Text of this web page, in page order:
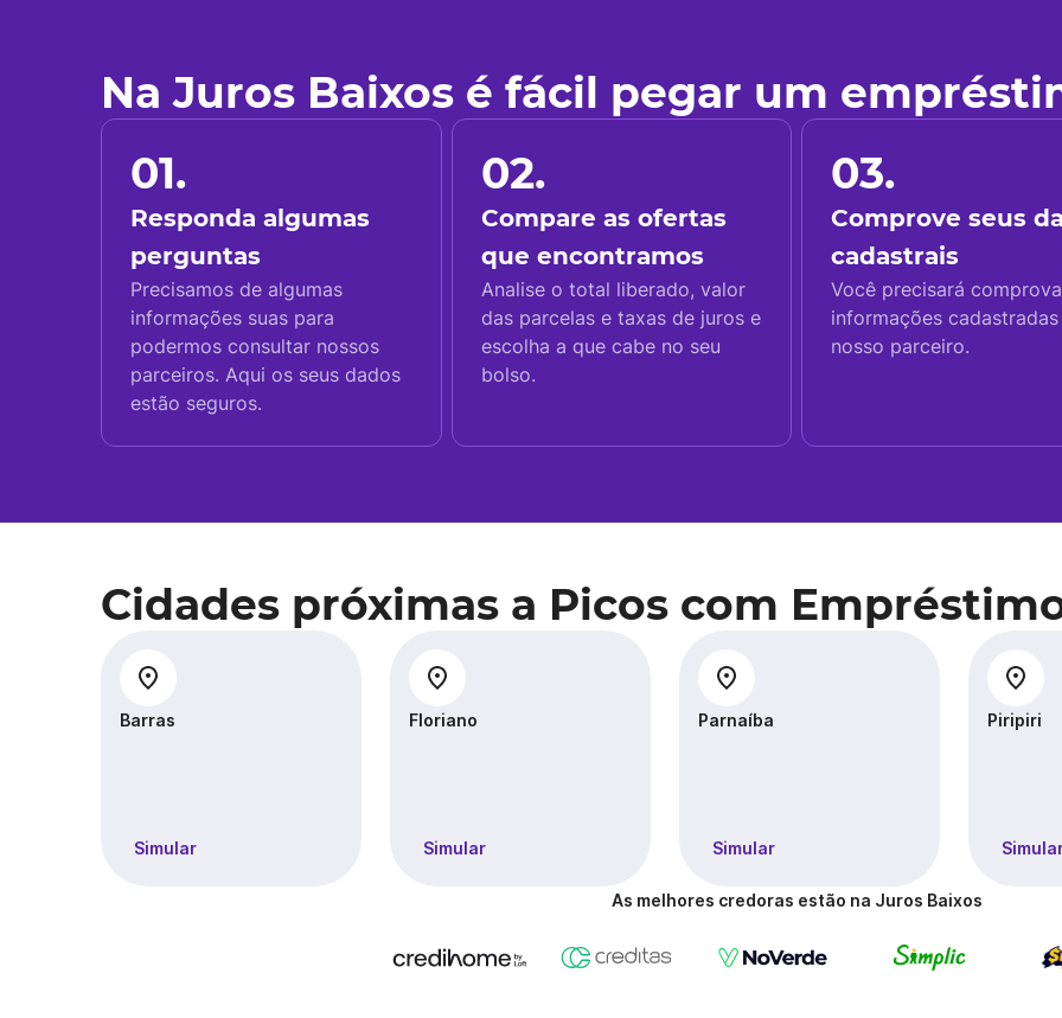
Na Juros Baixos é fácil pegar um
01.
Responda algumas
perguntas
Precisamos de algumas
informações suas para
podermos consultar nossos
parceiros. Aqui os seus dados
estão seguros.
02.
Compare as ofertas
que encontramos
Analise o total liberado, valor
das parcelas e taxas de juros e
escolha a que cabe no seu
bolso.
03.
Comprove seus
cadastrais
Você precisará
informações
nosso parceiro.
Cidades próximas a Picos com
Barras
Simular
Floriano
Simular
Parnaíba
Simular
Piripiri
As melhores credoras estão na Juros Baixos